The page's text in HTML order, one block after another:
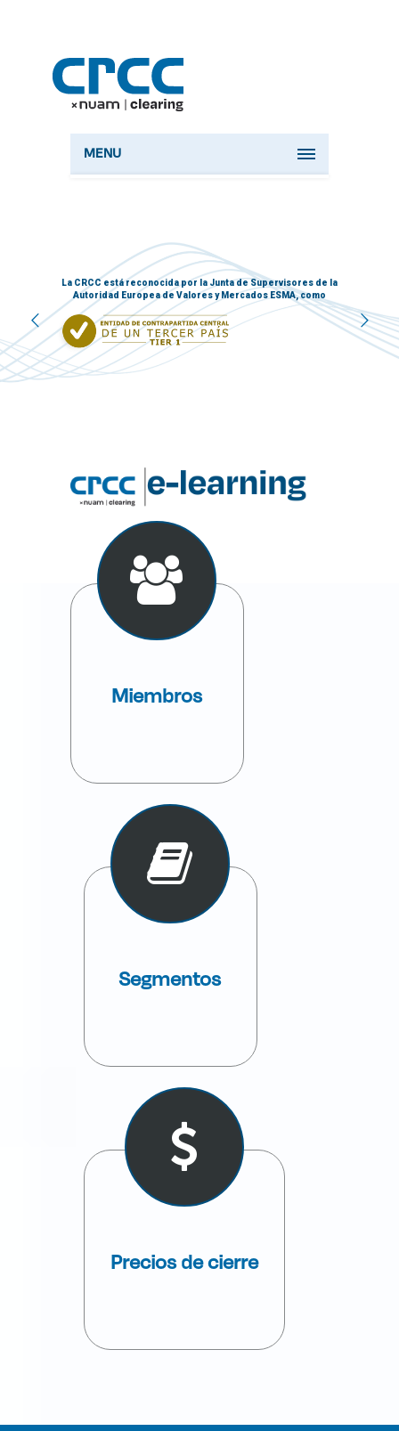
MENU
La CRCC está reconocida por la Junta de Supervisores de la
Autoridad Europea de Valores y Mercados ESMA, como
Miembros
Segmentos
Precios de cierre